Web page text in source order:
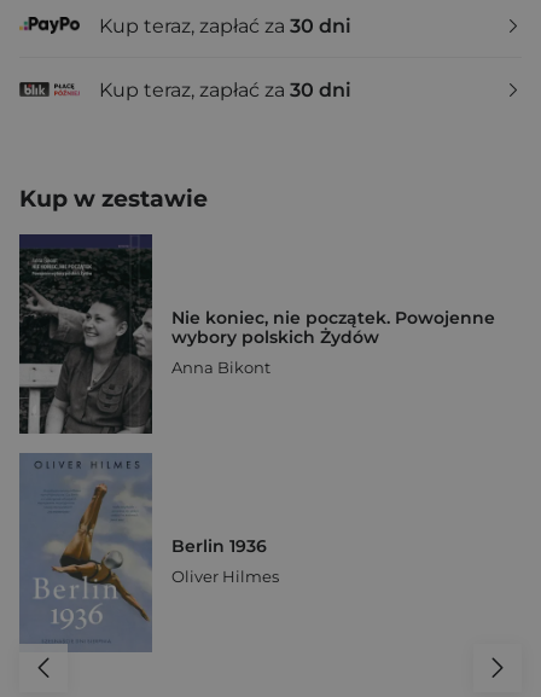
Kup teraz, zapłać za 30 dni
Kup teraz, zapłać za 30 dni
Kup w zestawie
Nie koniec, nie początek. Powojenne
wybory polskich Żydów
Anna Bikont
Berlin 1936
Oliver Hilmes